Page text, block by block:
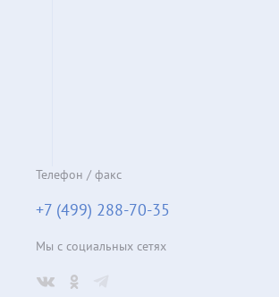
Телефон / факс
+7 (499) 288-70-35
Мы с социальных сетях